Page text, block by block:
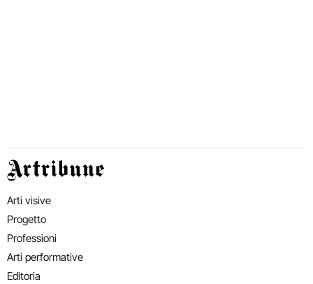
Artribune
Arti visive
Progetto
Professioni
Arti performative
Editoria